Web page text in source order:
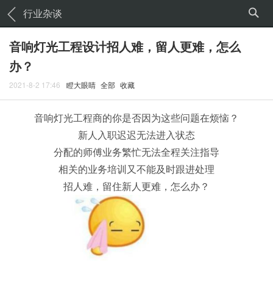
行业杂谈
音响灯光工程设计招人难，留人更难，怎么
办？
2021-8-2 17:46 瞪大眼睛 全部 收藏
音响灯光工程商的你是否因为这些问题在烦恼？
新人入职迟迟无法进入状态
分配的师傅业务繁忙无法全程关注指导
相关的业务培训又不能及时跟进处理
招人难，留住新人更难，怎么办？